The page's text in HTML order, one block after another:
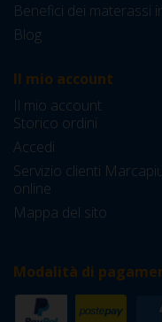
Benefici dei materassi
Blog
Il mio account
Il mio account
Storico ordini
Accedi
Servizio clienti
online
Mappa del sito
Modalità di